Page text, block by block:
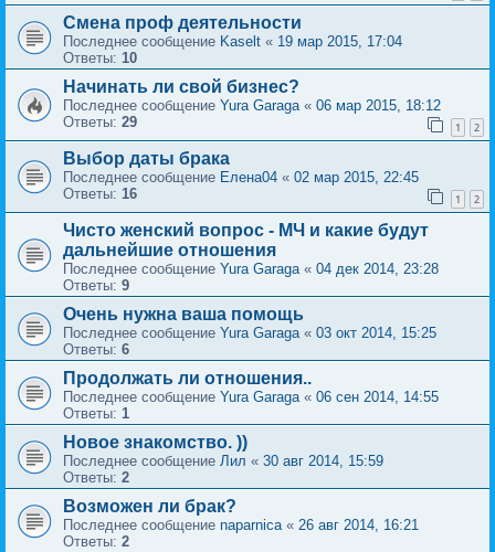
Смена проф деятельности
Последнее сообщение Kaselt « 19 мар 2015, 17:04
Ответы: 10
Начинать ли свой бизнес?
Последнее сообщение Yura Garaga« 06 мар 2015, 18:12
Ответы: 29 1 2
Выбор даты брака
Последнее сообщение Елена04 « 02 мар 2015, 22:45
Ответы: 16 1 2
Чисто женский вопрос - МЧ и какие будут
дальнейшие отношения
Последнее сообщение Yura Garaga« 04 дек 2014, 23:28
Ответы: 9
Очень нужна ваша помощь
Последнее сообщение Yura Garaga« 03 окт 2014, 15:25
Ответы: 6
Продолжать ли отношения..
Последнее сообщение Yura Garaga« 06 сен 2014, 14:55
Ответы: 1
Новое знакомство. ))
Последнее сообщение Лил « 30 авг 2014, 15:59
Ответы: 2
Возможен ли брак?
Последнее сообщение naparnica« 26 авг 2014, 16:21
Ответы: 2